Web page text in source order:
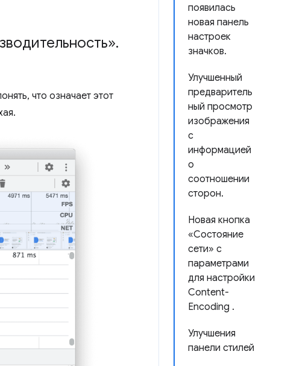
появилась
новая панель
настроек
значков.
Улучшенный
предваритель
ный просмотр
изображения
с
информацией
о
соотношении
сторон.
Новая кнопка
«Состояние
сети» с
параметрами
для настройки
Content-
Encoding .
Улучшения
панели стилей
.
что означает этот